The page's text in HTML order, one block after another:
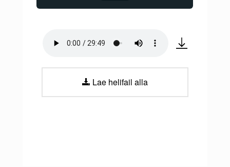
Lae helifail alla